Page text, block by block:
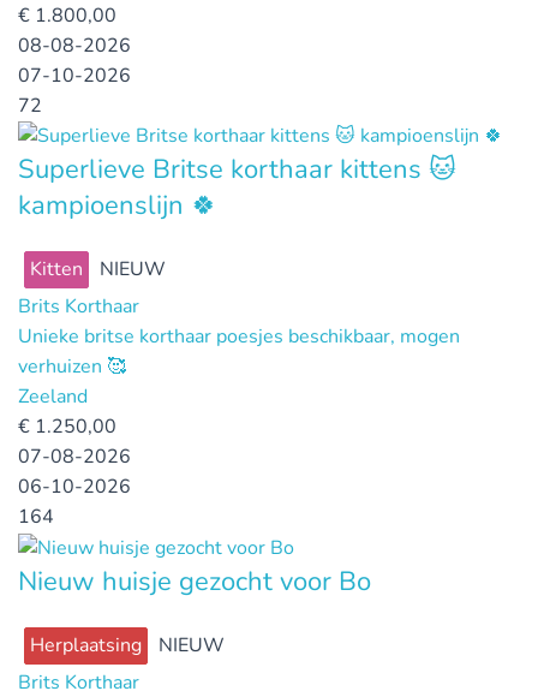
€ 1.800,00
08-08-2026
07-10-2026
72
Superlieve Britse korthaar kittens 🐱
kampioenslijn 🍀
Kitten
NIEUW
Brits Korthaar
Unieke britse korthaar poesjes beschikbaar, mogen
verhuizen 🥰
Zeeland
€ 1.250,00
07-08-2026
06-10-2026
164
Nieuw huisje gezocht voor Bo
Herplaatsing
NIEUW
Brits Korthaar